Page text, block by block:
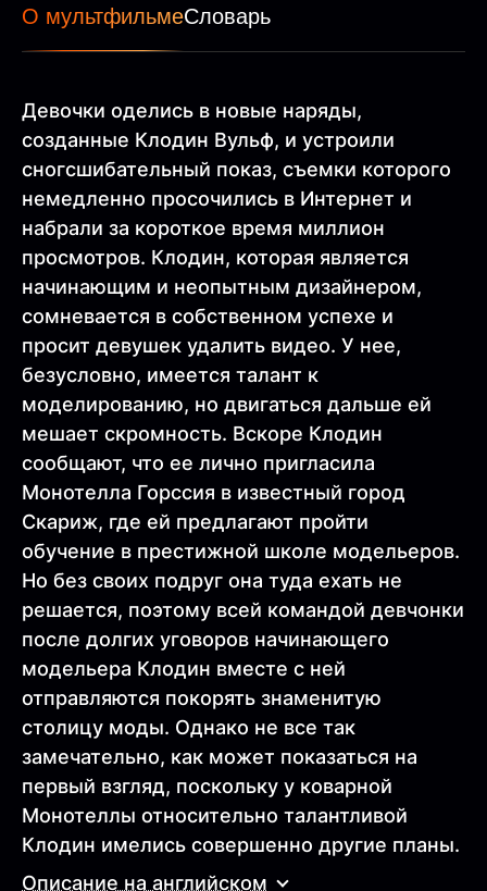
О мультфильмеСловарь
Девочки оделись в новые наряды,
созданные Клодин Вульф, и устроили
сногсшибательный показ, съемки которого
немедленно просочились в Интернет и
набрали за короткое время миллион
просмотров. Клодин, которая является
начинающим и неопытным дизайнером,
сомневается в собственном успехе и
просит девушек удалить видео. У нее,
безусловно, имеется талант к
моделированию, но двигаться дальше ей
мешает скромность. Вскоре Клодин
сообщают, что ее лично пригласила
Монотелла Горссия в известный город
Скариж, где ей предлагают пройти
обучение в престижной школе модельеров.
Но без своих подруг она туда ехать не
решается, поэтому всей командой девчонки
после долгих уговоров начинающего
модельера Клодин вместе с ней
отправляются покорять знаменитую
столицу моды. Однако не все так
замечательно, как может показаться на
первый взгляд, поскольку у коварной
Монотеллы относительно талантливой
Клодин имелись совершенно другие планы.
Описание на английском